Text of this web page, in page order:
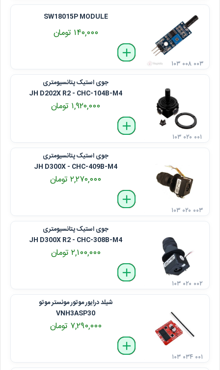
SW18015P MODULE
۱۴۰,۰۰۰ تومان
delete
remove
add
۱۰۳ ۰۰۸ ۰۰۳
جوی استیک پتانسیومتری
JH D202X R2 - CHC-104B-M4
۱,۹۲۰,۰۰۰ تومان
delete
remove
add
۱۰۳ ۰۲۰ ۰۰۱
جوی استیک پتانسیومتری
JH D300X - CHC-409B-M4
۲,۲۷۰,۰۰۰ تومان
delete
remove
add
۱۰۳ ۰۲۰ ۰۰۳
جوی استیک پتانسیومتری
JH D300X R2 - CHC-308B-M4
۲,۱۰۰,۰۰۰ تومان
delete
remove
add
۱۰۳ ۰۲۰ ۰۰۲
شیلد درایور موتور مونستر موتو
VNH3ASP30
۷,۲۹۰,۰۰۰ تومان
delete
remove
add
۱۰۳ ۰۳۴ ۰۰۱